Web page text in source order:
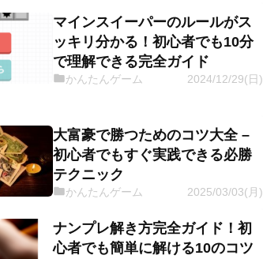
マインスイーパーのルールがス
ッキリ分かる！初心者でも10分
で理解できる完全ガイド
かんたんゲーム 2024/12/29(日)
大富豪で勝つためのコツ大全 –
初心者でもすぐ実践できる必勝
テクニック
かんたんゲーム 2025/03/03(月)
ナンプレ解き方完全ガイド！初
心者でも簡単に解ける10のコツ